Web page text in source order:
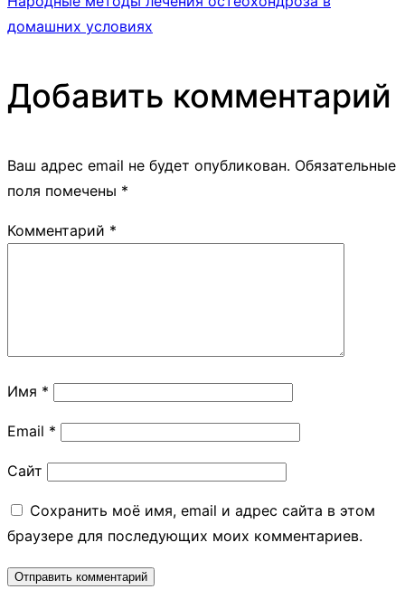
домашних условиях
Добавить комментарий
Ваш адрес email не будет опубликован. Обязательные
поля помечены *
Комментарий *
Имя *
Email *
Сайт
Сохранить моё имя, email и адрес сайта в этом
браузере для последующих моих комментариев.